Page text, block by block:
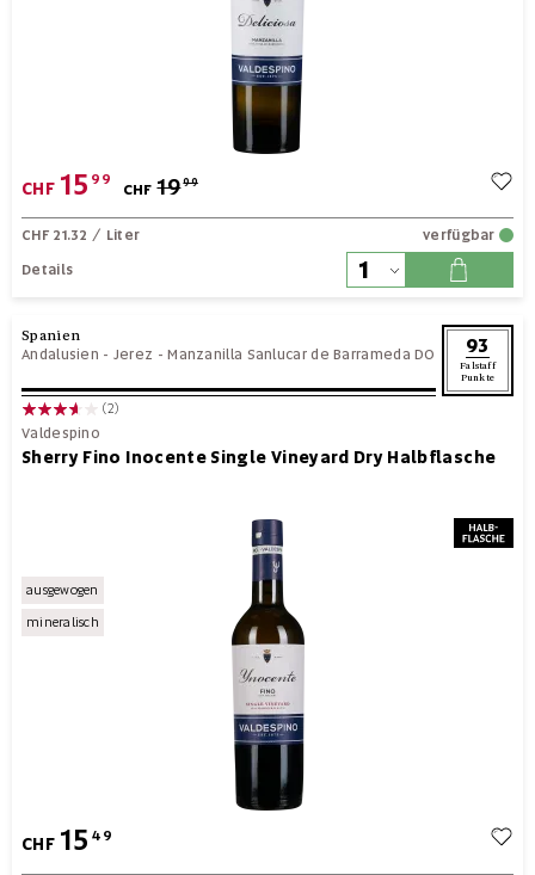
CHF 15 99
CHF 1999
CHF 21.32 / Liter
verfügbar
Details
Spanien
Andalusien - Jerez - Manzanilla Sanlucar de Barrameda DO 93
Falstaff
Punkte
(2)
Valdespino
Sherry Fino Inocente Single Vineyard Dry Halbflasche
ausgewogen
mineralisch
CHF 15 49